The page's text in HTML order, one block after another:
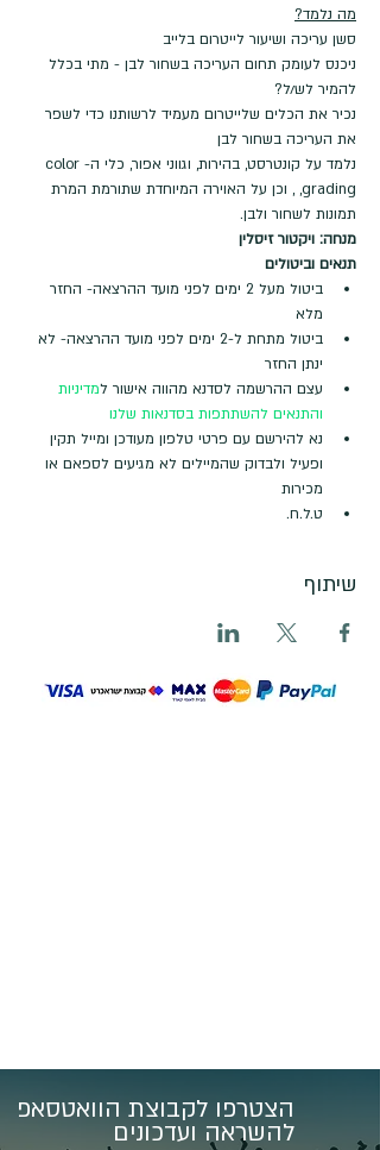
מה נלמד?
סשן עריכה ושיעור לייטרום בלייב
ניכנס לעומק תחום העריכה בשחור לבן - מתי בכלל
להמיר לש/ל?
נכיר את הכלים שלייטרום מעמיד לרשותנו כדי לשפר
את העריכה בשחור לבן
נלמד על קונטרסט, בהירות, וגווני אפור, כלי ה-color
grading, , וכן על האוירה המיוחדת שתורמת המרת
תמונות לשחור ולבן.
מנחה: ויקטור זיסלין
תנאים וביטולים
ביטול מעל 2 ימים לפני מועד ההרצאה- החזר
מלא
ביטול מתחת ל-2 ימים לפני מועד ההרצאה- לא
ינתן החזר
עצם ההרשמה לסדנא מהווה אישור למדיניות
והתנאים להשתתפות בסדנאות שלנו
נא להירשם עם פרטי טלפון מעודכן ומייל תקין
ופעיל ולבדוק שהמיילים לא מגיעים לספאם או
מכירות
ט.ל.ח.
שיתוף
הצטרפו לקבוצת הוואטסאפ
להשראה ועדכונים